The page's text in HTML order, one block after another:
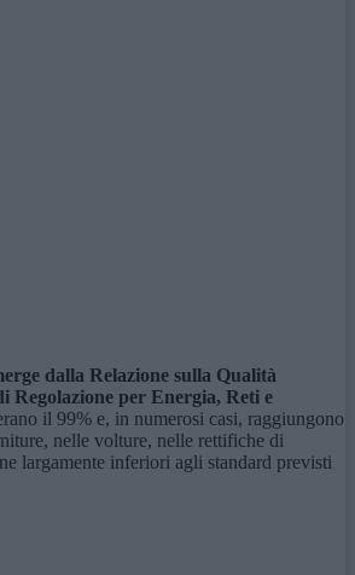
dalla Relazione sulla Qualità
Regolazione per Energia, Reti e
il 99% e, in numerosi casi, raggiungono
nelle volture, nelle rettifiche di
largamente inferiori agli standard previsti